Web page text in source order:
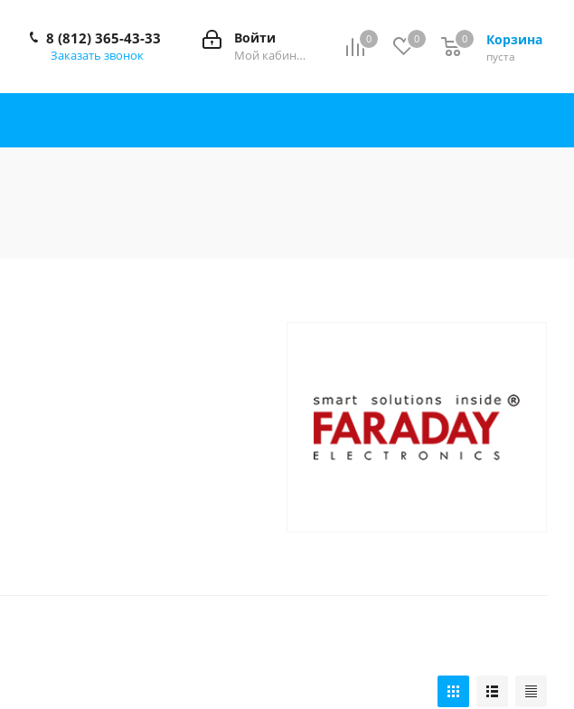
0 0 Корзина
0
пуста
0
Войти
Мой кабинет
8 (812) 365-43-33
Заказать звонок